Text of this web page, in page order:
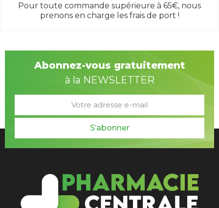
Pour toute commande supérieure à 65€, nous
prenons en charge les frais de port !
Abonnez-vous gratuitement
à la NEWSLETTER
S’abonner